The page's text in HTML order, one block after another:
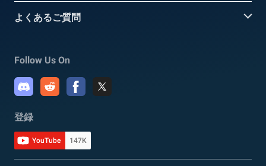
よくあるご質問
Follow Us On
登録
YouTube 147K